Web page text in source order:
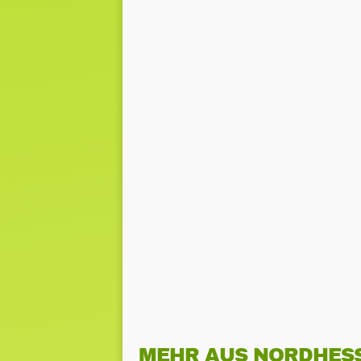
MEHR AUS